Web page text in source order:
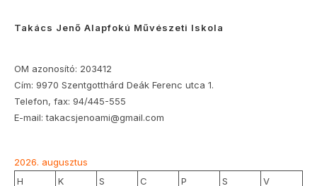
Takács Jenő Alapfokú Művészeti Iskola
OM azonosító: 203412
Cím: 9970 Szentgotthárd Deák Ferenc utca 1.
Telefon, fax: 94/445-555
E-mail: takacsjenoami@gmail.com
2026. augusztus
H
K S C P S V